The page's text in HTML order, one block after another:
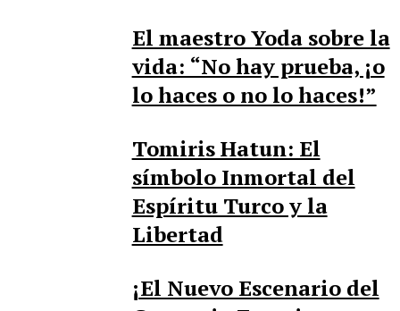
El maestro Yoda sobre la
vida: “No hay prueba, ¡o
lo haces o no lo haces!”
Tomiris Hatun: El
símbolo Inmortal del
Espíritu Turco y la
Libertad
¡El Nuevo Escenario del